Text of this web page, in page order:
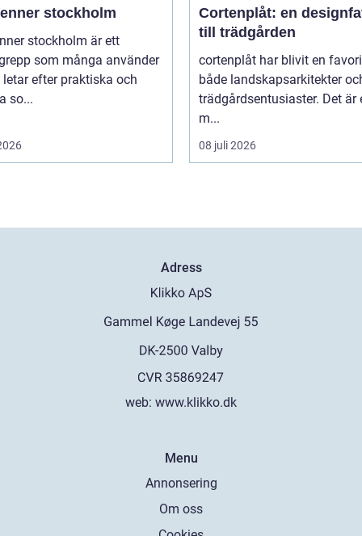
stockholm
stockholm är ett
som många använder
letar efter praktiska och
so...
Cortenplåt: en
till trädgården
cortenplåt har blivit en
både landskapsarkitekter
trädgårdsentusiaster. Det är
m...
08 juli 2026
Adress
web: www.klikko.dk
Menu
Annonsering
Om oss